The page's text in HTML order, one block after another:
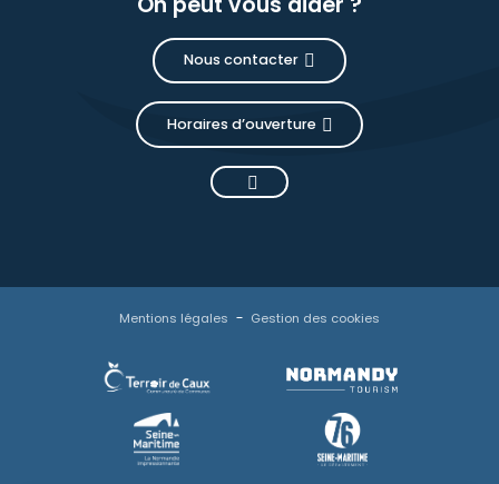
Nous contacter
Horaires d’ouverture
Mentions légales Gestion des cookies